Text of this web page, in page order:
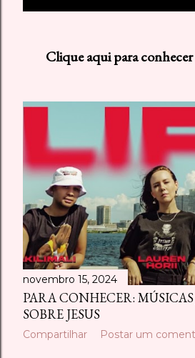
o
a
g
e
s
Clique aqui para
novembro 15, 2024
PARA CONHECER:
SOBRE JESUS
Compartilhar Postar um